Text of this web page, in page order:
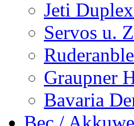
Jeti
Servos u.
Graupner
Bavaria